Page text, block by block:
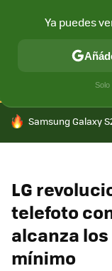
CONECTIVIDAD
HOY SE HABLA DE
Samsung Galaxy
LG
telefoto
alcanza
mínimo
Ya puedes
Solo